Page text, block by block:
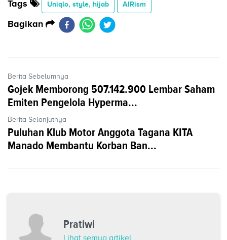
Tags Uniqlo, style, hijab AIRism
Bagikan
Berita Sebelumnya
Gojek Memborong 507.142.900 Lembar Saham
Emiten Pengelola Hyperma...
Berita Selanjutnya
Puluhan Klub Motor Anggota Tagana KITA
Manado Membantu Korban Ban...
Pratiwi
Lihat semua artikel